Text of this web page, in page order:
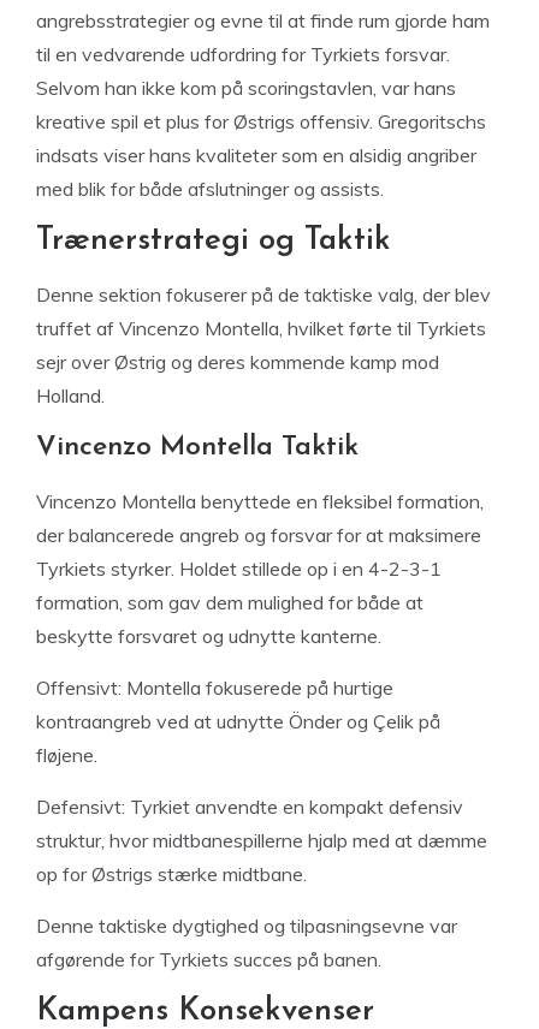
angrebsstrategier og evne til at finde rum gjorde ham
til en vedvarende udfordring for Tyrkiets forsvar.
Selvom han ikke kom på scoringstavlen, var hans
kreative spil et plus for Østrigs offensiv. Gregoritschs
indsats viser hans kvaliteter som en alsidig angriber
med blik for både afslutninger og assists.
Trænerstrategi og Taktik
Denne sektion fokuserer på de taktiske valg, der blev
truffet af Vincenzo Montella, hvilket førte til Tyrkiets
sejr over Østrig og deres kommende kamp mod
Holland.
Vincenzo Montella Taktik
Vincenzo Montella benyttede en fleksibel formation,
der balancerede angreb og forsvar for at maksimere
Tyrkiets styrker. Holdet stillede op i en 4-2-3-1
formation, som gav dem mulighed for både at
beskytte forsvaret og udnytte kanterne.
Offensivt: Montella fokuserede på hurtige
kontraangreb ved at udnytte Önder og Çelik på
fløjene.
Defensivt: Tyrkiet anvendte en kompakt defensiv
struktur, hvor midtbanespillerne hjalp med at dæmme
op for Østrigs stærke midtbane.
Denne taktiske dygtighed og tilpasningsevne var
afgørende for Tyrkiets succes på banen.
Kampens Konsekvenser